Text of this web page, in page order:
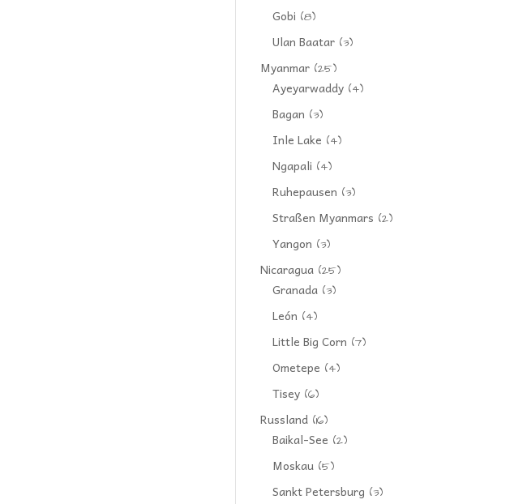
Gobi (8)
Ulan Baatar (3)
Myanmar (25)
Ayeyarwaddy (4)
Bagan (3)
Inle Lake (4)
Ngapali (4)
Ruhepausen (3)
Straßen Myanmars (2)
Yangon (3)
Nicaragua (25)
Granada (3)
León (4)
Little Big Corn (7)
Ometepe (4)
Tisey (6)
Russland (16)
Baikal-See (2)
Moskau (5)
Sankt Petersburg (3)